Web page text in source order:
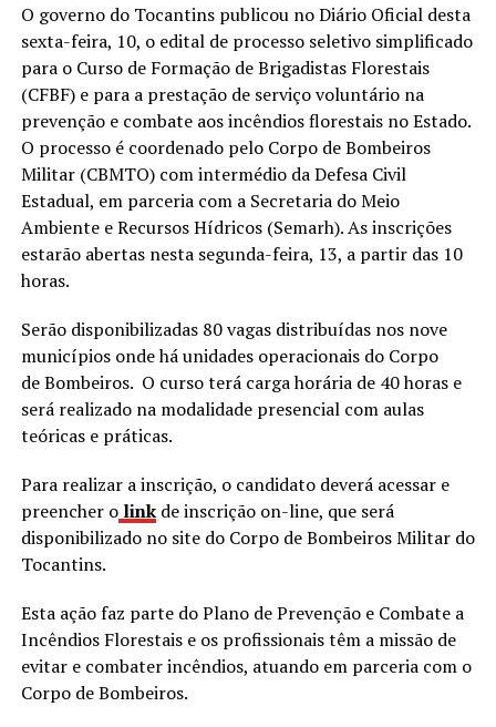
O governo do Tocantins publicou no Diário Oficial desta
sexta-feira, 10, o edital de processo seletivo simplificado
para o Curso de Formação de Brigadistas Florestais
(CFBF) e para a prestação de serviço voluntário na
prevenção e combate aos incêndios florestais no Estado.
O processo é coordenado pelo Corpo de Bombeiros
Militar (CBMTO) com intermédio da Defesa Civil
Estadual, em parceria com a Secretaria do Meio
Ambiente e Recursos Hídricos (Semarh). As inscrições
estarão abertas nesta segunda-feira, 13, a partir das 10
horas.
Serão disponibilizadas 80 vagas distribuídas nos nove
municípios onde há unidades operacionais do Corpo
de Bombeiros. O curso terá carga horária de 40 horas e
será realizado na modalidade presencial com aulas
teóricas e práticas.
Para realizar a inscrição, o candidato deverá acessar e
preencher o linkde inscrição on-line, que será
disponibilizado no site do Corpo de Bombeiros Militar do
Tocantins.
Esta ação faz parte do Plano de Prevenção e Combate a
Incêndios Florestais e os profissionais têm a missão de
evitar e combater incêndios, atuando em parceria com o
Corpo de Bombeiros.